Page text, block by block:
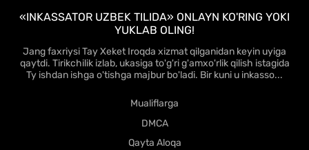
«INKASSATOR UZBEK TILIDA» ONLAYN KO'RING YOKI
YUKLAB OLING!
Jang faxriysi Tay Xeket Iroqda xizmat qilganidan keyin uyiga
qaytdi. Tirikchilik izlab, ukasiga to'g'ri g'amxo'rlik qilish istagida
Ty ishdan ishga o'tishga majbur bo'ladi. Bir kuni u inkasso...
Mualiflarga
DMCA
Qayta Aloqa